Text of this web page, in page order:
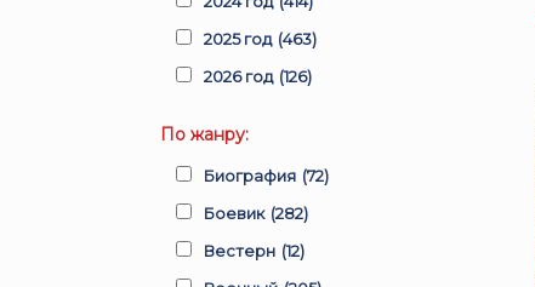
2025 год (463)
2026 год (126)
По жанру:
Биография (72)
Боевик (282)
Вестерн (12)